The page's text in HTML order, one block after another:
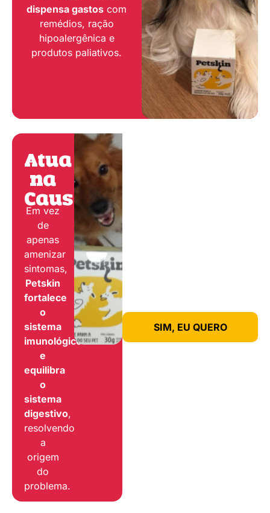
dispensa gastos com
remédios, ração
hipoalergênica e
produtos paliativos.
Atua
na
Causa:
Em vez
de
apenas
amenizar
sintomas,
Petskin
fortalece
o
sistema
imunológico
e
equilibra
o
sistema
digestivo,
resolvendo
a
origem
do
problema.
SIM, EU QUERO